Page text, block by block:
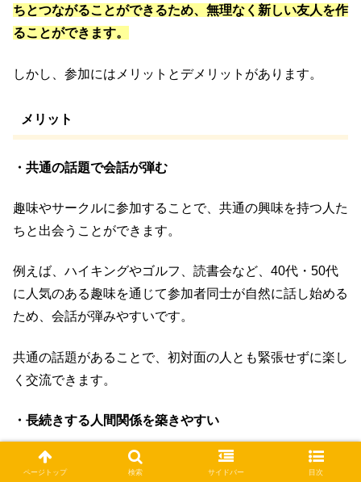
ちとつながることができるため、無理なく新しい友人を作
ることができます。
しかし、参加にはメリットとデメリットがあります。
メリット
・共通の話題で会話が弾む
趣味やサークルに参加することで、共通の興味を持つ人た
ちと出会うことができます。
例えば、ハイキングやゴルフ、読書会など、40代・50代
に人気のある趣味を通じて参加者同士が自然に話し始める
ため、会話が弾みやすいです。
共通の話題があることで、初対面の人とも緊張せずに楽し
く交流できます。
・長続きする人間関係を築きやすい
趣味やサークルは定期的に集まることが多いため、同じメ
ページトップ 検索 サイドバー 目次